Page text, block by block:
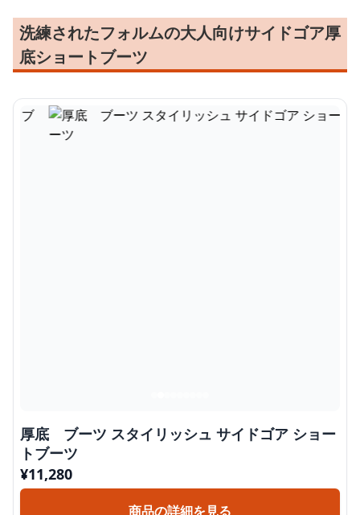
洗練されたフォルムの大人向けサイドゴア厚
底ショートブーツ
厚底 ブーツ スタイリッシュ サイドゴア ショー
トブーツ
¥11,280
商品の詳細を見る